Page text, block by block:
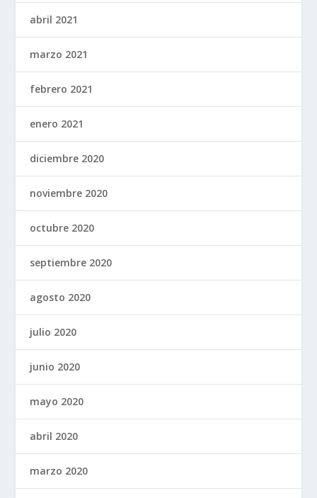
abril 2021
marzo 2021
febrero 2021
enero 2021
diciembre 2020
noviembre 2020
octubre 2020
septiembre 2020
agosto 2020
julio 2020
junio 2020
mayo 2020
abril 2020
marzo 2020